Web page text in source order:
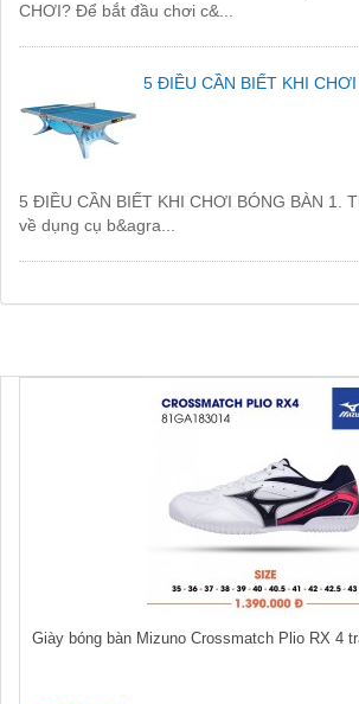
CHƠI? Để bắt đầu chơi c&...
5 ĐIỀU CẦN BIẾT KHI
5 ĐIỀU CẦN BIẾT KHI CHƠI BÓNG BÀN 1.
về dụng cụ b&agra...
Giày bóng bàn Mizuno Crossmatch Plio RX 4